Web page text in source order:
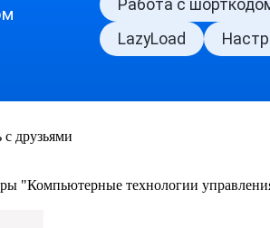
друзьями
"Компьютерные технологии